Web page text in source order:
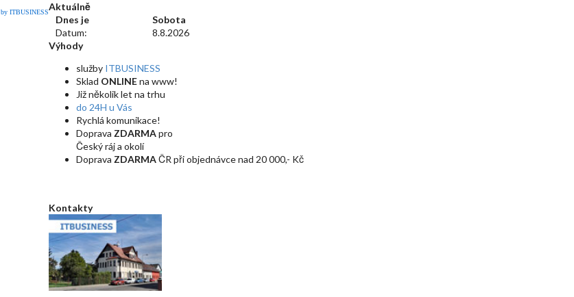
by ITBUSINESSAktuálně
Dnes je
Sobota
Datum:
8.8.2026
Výhody
služby ITBUSINESS
Sklad ONLINEna www!
Již několik let na trhu
do 24H u Vás
Rychlá komunikace!
Doprava ZDARMApro
Český ráj a okolí
Doprava ZDARMAČR při objednávce nad 20 000,- Kč
Kontakty